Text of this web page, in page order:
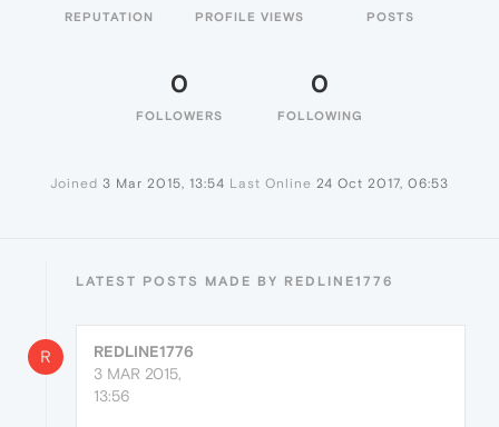
REPUTATION PROFILE VIEWS POSTS
0
FOLLOWERS
0
FOLLOWING
Joined 3 Mar 2015, 13:54 Last Online 24 Oct 2017, 06:53
LATEST POSTS MADE BY REDLINE1776
R
REDLINE1776
3 MAR 2015,
13:56